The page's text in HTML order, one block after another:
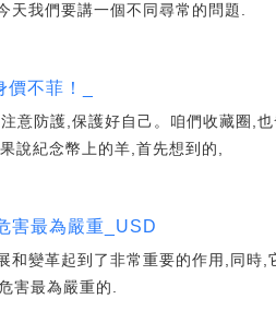
天我們要講一個不同尋常的問題.
不菲！_
意防護,保護好自己。咱們收藏圈,
說紀念幣上的羊,首先想到的,
害最為嚴重_USD
和變革起到了非常重要的作用,同時,
害最為嚴重的.